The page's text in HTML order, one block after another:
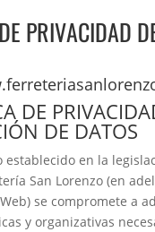
PRIVACIDAD
DE
DE DATOS
establecido en la
San Lorenzo (en
se compromete a
y organizativas